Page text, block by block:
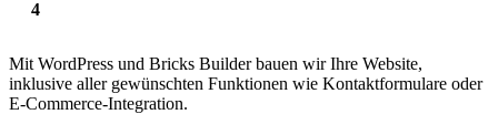
Mit WordPress und Bricks Builder bauen wir Ihre Website,
inklusive aller gewünschten Funktionen wie Kontaktformulare oder
E-Commerce-Integration.